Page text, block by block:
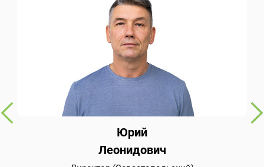
Юрий
Леонидович